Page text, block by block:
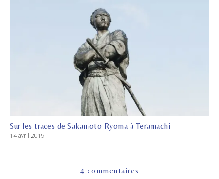
Sur les traces de Sakamoto Ryoma à Teramachi
14 avril 2019
4 commentaires